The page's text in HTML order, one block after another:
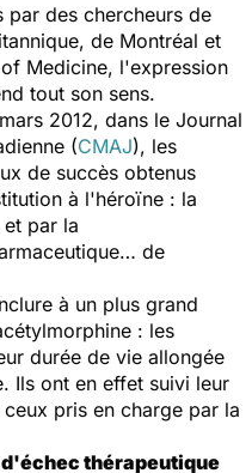
par des chercheurs de
de Montréal et
Medicine, l'expression
tout son sens.
2012, dans le Journal
(CMAJ), les
de succès obtenus
à l'héroïne : la
par la
de
à un plus grand
: les
durée de vie allongée
Ils ont en effet suivi leur
pris en charge par la
thérapeutique